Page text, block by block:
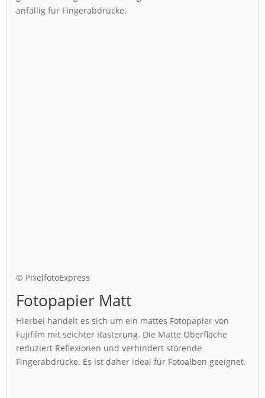
anfällig für Fingerabdrücke.
© PixelfotoExpress
Fotopapier Matt
Hierbei handelt es sich um ein mattes Fotopapier von
Fujifilm mit seichter Rasterung. Die Matte Oberfläche
reduziert Reflexionen und verhindert störende
Fingerabdrücke. Es ist daher ideal für Fotoalben geeignet.